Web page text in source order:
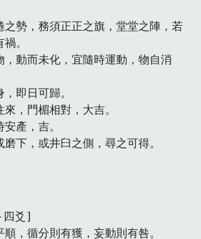
之勢，務須正正之旗，堂堂之陣，若
。
，動而未化，宜隨時運動，物自消
即日可歸。
，門楣相對，大吉。
產，吉。
下，或井臼之側，尋之可得。
爻]
，循分則有獲，妄動則有咎。